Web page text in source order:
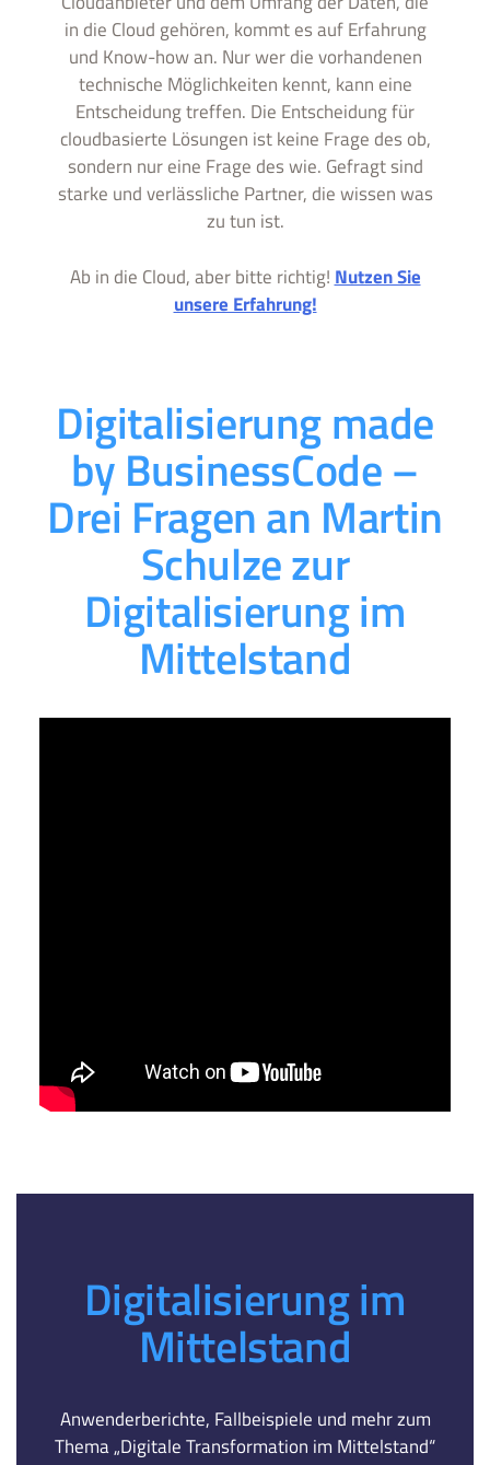
in die Cloud gehören, kommt es auf Erfahrung
und Know-how an. Nur wer die vorhandenen
technische Möglichkeiten kennt, kann eine
Entscheidung treffen. Die Entscheidung für
cloudbasierte Lösungen ist keine Frage des ob,
sondern nur eine Frage des wie. Gefragt sind
starke und verlässliche Partner, die wissen was
zu tun ist.
Ab in die Cloud, aber bitte richtig! Nutzen Sie
unsere Erfahrung!
Digitalisierung made
by BusinessCode –
Drei Fragen an Martin
Schulze zur
Digitalisierung im
Mittelstand
Digitalisierung im
Mittelstand
Anwenderberichte, Fallbeispiele und mehr zum
Thema „Digitale Transformation im Mittelstand“